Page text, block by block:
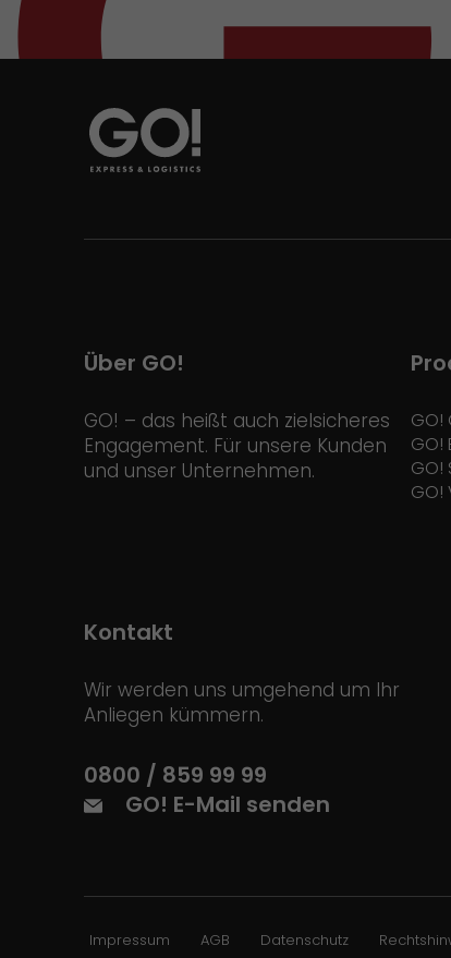
Über GO!
GO! – das heißt auch zielsicheres
Engagement. Für unsere Kunden
und unser Unternehmen.
GO!
GO!
GO!
GO!
Kontakt
Wir werden uns umgehend um Ihr
Anliegen kümmern.
0800 / 859 99 99
GO! E-Mail senden
Impressum AGB Datenschutz